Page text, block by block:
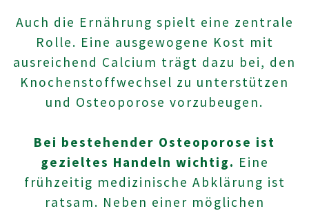
Auch die Ernährung spielt eine zentrale
Rolle. Eine ausgewogene Kost mit
ausreichend Calcium trägt dazu bei, den
Knochenstoffwechsel zu unterstützen
und Osteoporose vorzubeugen.
Bei bestehender Osteoporose ist
gezieltes Handeln wichtig. Eine
frühzeitig medizinische Abklärung ist
ratsam. Neben einer möglichen